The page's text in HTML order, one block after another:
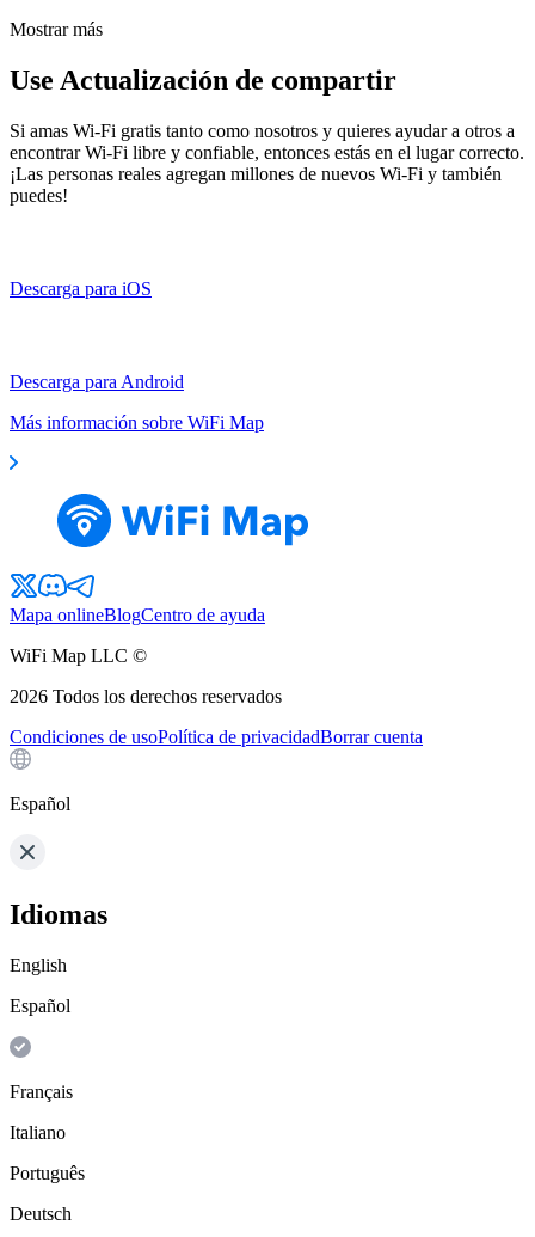
Mostrar más
Use Actualización de compartir
Si amas Wi-Fi gratis tanto como nosotros y quieres ayudar a otros a
encontrar Wi-Fi libre y confiable, entonces estás en el lugar correcto.
¡Las personas reales agregan millones de nuevos Wi-Fi y también
puedes!
Descarga para iOS
Descarga para Android
Más información sobre WiFi Map
Mapa onlineBlogCentro de ayuda
WiFi Map LLC ©
2026 Todos los derechos reservados
Condiciones de usoPolítica de privacidadBorrar cuenta
Español
Idiomas
English
Español
Français
Italiano
Português
Deutsch